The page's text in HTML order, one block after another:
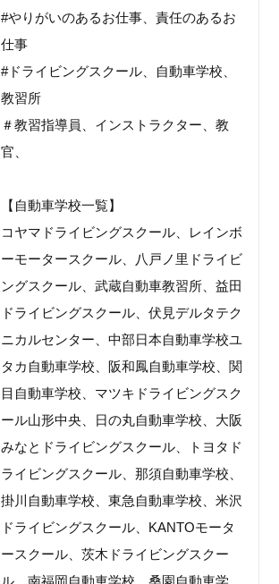
#やりがいのあるお仕事、責任のあるお
仕事
#ドライビングスクール、自動車学校、
教習所
＃教習指導員、インストラクター、教
官、
【自動車学校一覧】
コヤマドライビングスクール、レインボ
ーモータースクール、八戸ノ里ドライビ
ングスクール、武蔵自動車教習所、益田
ドライビングスクール、伏見デルタテク
ニカルセンター、中部日本自動車学校ユ
タカ自動車学校、阪和鳳自動車学校、関
目自動車学校、マツキドライビングスク
ール山形中央、日の丸自動車学校、大阪
みなとドライビングスクール、トヨタド
ライビングスクール、那須自動車学校、
掛川自動車学校、東急自動車学校、米沢
ドライビングスクール、KANTOモータ
ースクール、茨木ドライビングスクー
ル、南福岡自動車学校、桑園自動車学